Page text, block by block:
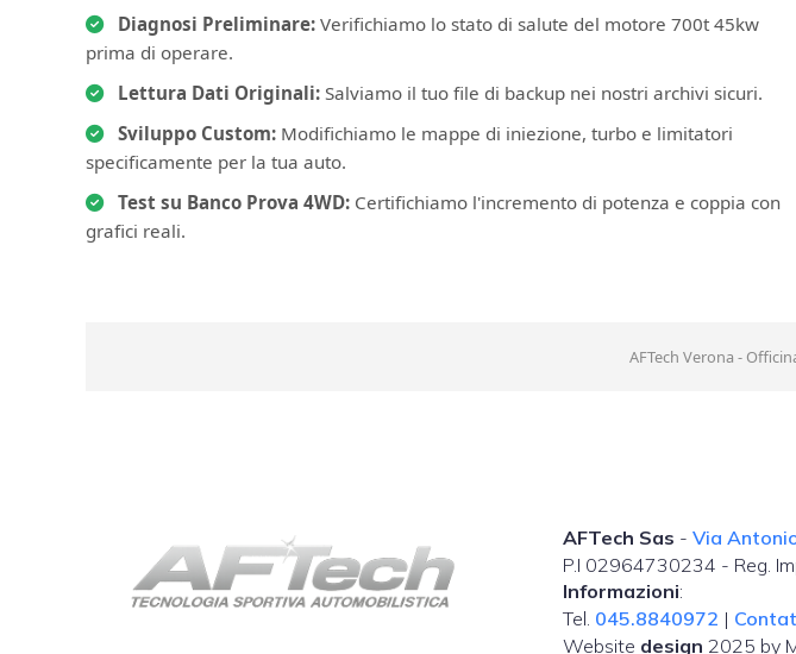
Diagnosi Preliminare: Verifichiamo lo stato di salute del motore 700t 45kw
prima di operare.
Lettura Dati Originali: Salviamo il tuo file di backup nei nostri archivi sicuri.
Sviluppo Custom: Modifichiamo le mappe di iniezione, turbo e limitatori
specificamente per la tua auto.
Test su Banco Prova 4WD: Certifichiamo l'incremento di potenza e coppia con
grafici reali.
AFTech Verona -
AFTech Sas -Via
P.I 02964730234 - Reg.
Informazioni:
Tel. 045.8840972 |
Website design 2025 by